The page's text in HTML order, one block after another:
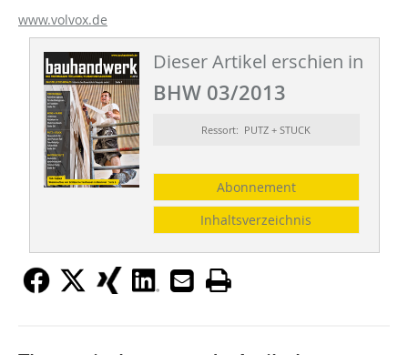
www.volvox.de
Dieser Artikel erschien in
BHW 03/2013
Ressort: PUTZ + STUCK
Abonnement
Inhaltsverzeichnis